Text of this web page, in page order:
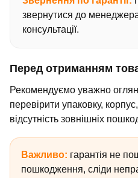
звернутися до
консультації.
Перед отриманням
Рекомендуємо уважно
перевірити упаковку,
відсутність зовнішніх
Важливо: гарантія не
пошкодження, сліди